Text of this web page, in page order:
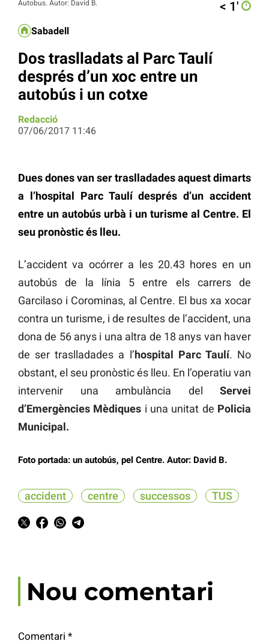
Autobus. Autor: David B. < 1′
Sabadell
Dos traslladats al Parc Taulí
després d’un xoc entre un
autobús i un cotxe
Redacció
07/06/2017 11:46
Dues dones van ser traslladades aquest dimarts
a l’hospital Parc Taulí després d’un accident
entre un autobús urbà i un turisme al Centre. El
seu pronòstic és lleu.
L’accident va ocórrer a les 20.43 hores en un
autobús de la línia 5 entre els carrers de
Garcilaso i Corominas, al Centre. El bus xa xocar
contra un turisme, i de resultes de l’accident, una
dona de 56 anys i una altra de 18 anys van haver
de ser traslladades a l’hospital Parc Taulí. No
obstant, el seu pronòstic és lleu. En l’operatiu van
intervenir una ambulància del Servei
d’Emergències Mèdiques i una unitat de Policia
Municipal.
Foto portada: un autobús, pel Centre. Autor: David B.
accident centre successos TUS
Nou comentari
Comentari *